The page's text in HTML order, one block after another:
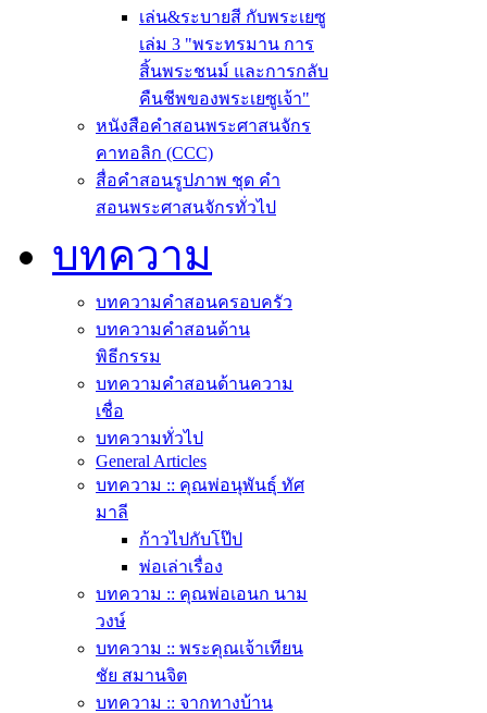
เล่น&ระบายสี กับพระเยซู
เล่ม 3 "พระทรมาน การ
สิ้นพระชนม์ และการกลับ
คืนชีพของพระเยซูเจ้า"
หนังสือคำสอนพระศาสนจักร
คาทอลิก (CCC)
สื่อคำสอนรูปภาพ ชุด คำ
สอนพระศาสนจักรทั่วไป
บทความ
บทความคำสอนครอบครัว
บทความคำสอนด้าน
พิธีกรรม
บทความคำสอนด้านความ
เชื่อ
บทความทั่วไป
General Articles
บทความ :: คุณพ่อนุพันธุ์ ทัศ
มาลี
ก้าวไปกับโป๊ป
พ่อเล่าเรื่อง
บทความ :: คุณพ่อเอนก นาม
วงษ์
บทความ :: พระคุณเจ้าเทียน
ชัย สมานจิต
บทความ :: จากทางบ้าน